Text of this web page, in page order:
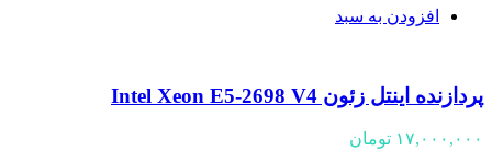
افزودن به سبد
پردازنده اینتل زئون Intel Xeon E5-2698 V4
۱۷,۰۰۰,۰۰۰ تومان